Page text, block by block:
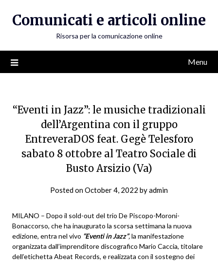
Comunicati e articoli online
Risorsa per la comunicazione online
Menu
“Eventi in Jazz”: le musiche tradizionali
dell’Argentina con il gruppo
EntreveraDOS feat. Gegè Telesforo
sabato 8 ottobre al Teatro Sociale di
Busto Arsizio (Va)
Posted onOctober 4, 2022 byadmin
MILANO – Dopo il sold-out del trio De Piscopo-Moroni-
Bonaccorso, che ha inaugurato la scorsa settimana la nuova
edizione, entra nel vivo “Eventi in Jazz”,la manifestazione
organizzata dall’imprenditore discografico Mario Caccia, titolare
dell’etichetta Abeat Records, e realizzata con il sostegno dei